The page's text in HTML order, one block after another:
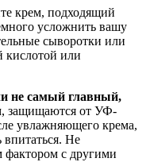
крем, подходящий
усложнить вашу
сыворотки или
кислотой или
не самый главный,
защищаются от УФ-
увлажняющего крема,
впитаться. Не
с другими